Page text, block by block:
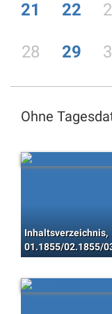
21 22
28 29
Ohne
Inhaltsverzeichnis,
01.1855/02.1855/